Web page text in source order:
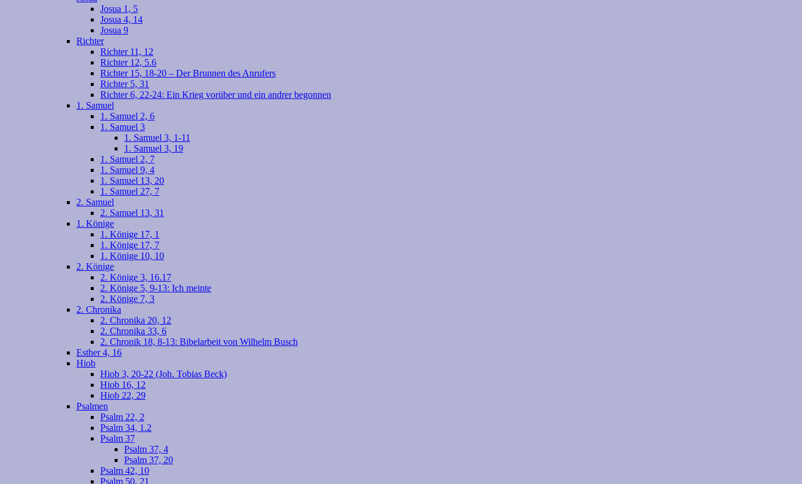
Josua 1, 5
Josua 4, 14
Josua 9
Richter
Richter 11, 12
Richter 12, 5.6
Richter 15, 18-20 – Der Brunnen des Anrufers
Richter 5, 31
Richter 6, 22-24: Ein Krieg vorüber und ein andrer begonnen
1. Samuel
1. Samuel 2, 6
1. Samuel 3
1. Samuel 3, 1-11
1. Samuel 3, 19
1. Samuel 2, 7
1. Samuel 9, 4
1. Samuel 13, 20
1. Samuel 27, 7
2. Samuel
2. Samuel 13, 31
1. Könige
1. Könige 17, 1
1. Könige 17, 7
1. Könige 10, 10
2. Könige
2. Könige 3, 16.17
2. Könige 5, 9-13: Ich meinte
2. Könige 7, 3
2. Chronika
2. Chronika 20, 12
2. Chronika 33, 6
2. Chronik 18, 8-13: Bibelarbeit von Wilhelm Busch
Esther 4, 16
Hiob
Hiob 3, 20-22 (Joh. Tobias Beck)
Hiob 16, 12
Hiob 22, 29
Psalmen
Psalm 22, 2
Psalm 34, 1.2
Psalm 37
Psalm 37, 4
Psalm 37, 20
Psalm 42, 10
Psalm 50, 21